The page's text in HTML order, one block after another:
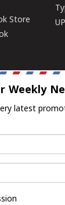
Store
Weekly
latest